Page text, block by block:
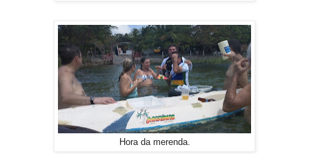
Hora da merenda.